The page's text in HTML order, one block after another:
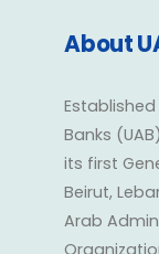
About
Banks
its first
Beirut,
Arab